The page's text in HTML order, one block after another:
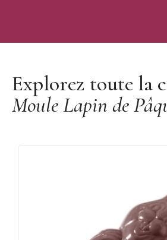
Explorez toute la
Moule Lapin de